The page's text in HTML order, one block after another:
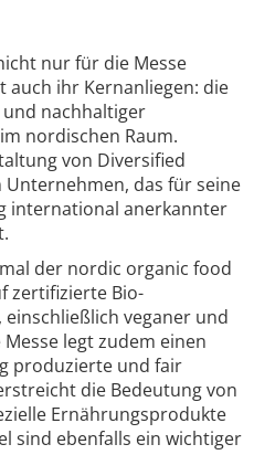
nur für die Messe
ihr Kernanliegen: die
nachhaltiger
nordischen Raum.
von Diversified
das für seine
international anerkannter
der nordic organic food
zertifizierte Bio-
veganer und
legt zudem einen
produzierte und fair
die Bedeutung von
Ernährungsprodukte
sind ebenfalls ein wichtiger